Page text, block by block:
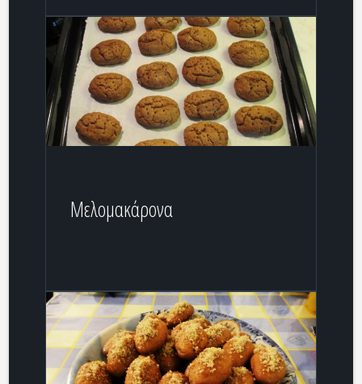
Μελομακάρονα